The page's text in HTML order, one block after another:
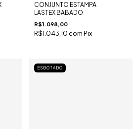
CONJUNTO ESTAMPA
LASTEX BABADO
R$1.098,00
R$1.043,10 comPix
ESGOTADO